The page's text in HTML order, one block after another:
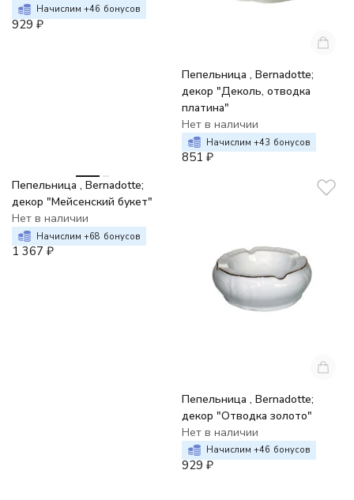
Начислим +46 бонусов
929 ₽
Пепельница , Bernadotte;
декор "Деколь, отводка
платина"
Нет в наличии
Начислим +43 бонусов
851 ₽
Пепельница , Bernadotte;
декор "Мейсенский букет"
Нет в наличии
Начислим +68 бонусов
1 367 ₽
Пепельница , Bernadotte;
декор "Отводка золото"
Нет в наличии
Начислим +46 бонусов
929 ₽